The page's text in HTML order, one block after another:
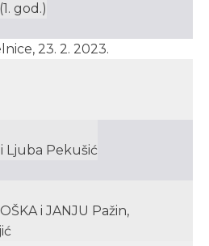
god.)
23. 2. 2023.
Ljuba Pekušić
i JANJU Pažin,